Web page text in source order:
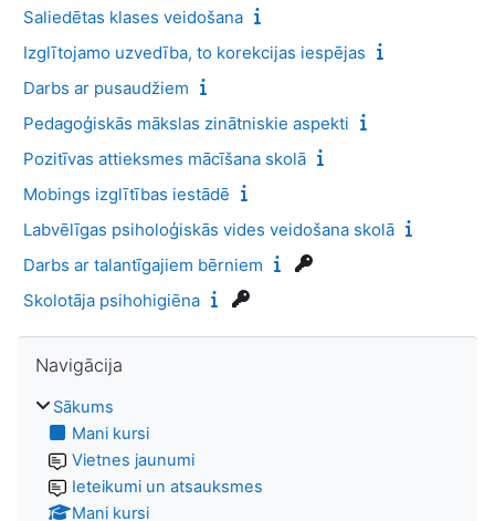
Saliedētas klases veidošana
Izglītojamo uzvedība, to korekcijas iespējas
Darbs ar pusaudžiem
Pedagoģiskās mākslas zinātniskie aspekti
Pozitīvas attieksmes mācīšana skolā
Mobings izglītības iestādē
Labvēlīgas psiholoģiskās vides veidošana skolā
Darbs ar talantīgajiem bērniem
Skolotāja psihohigiēna
Navigācija
Sākums
Mani kursi
Vietnes jaunumi
Ieteikumi un atsauksmes
Mani kursi